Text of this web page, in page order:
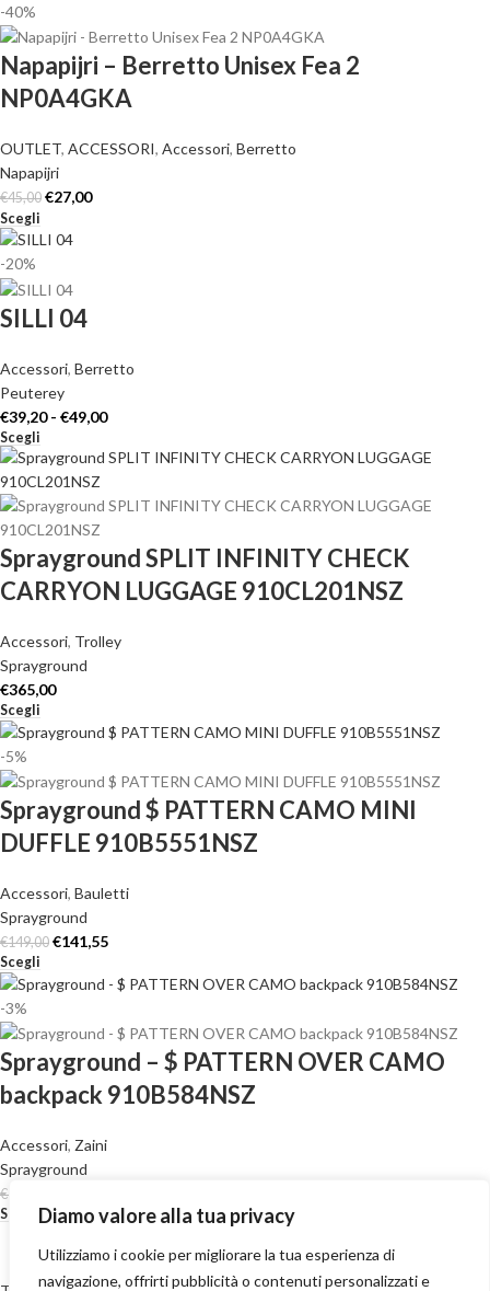
Diamo valore alla tua privacy
Utilizziamo i cookie per migliorare la tua esperienza di
navigazione, offrirti pubblicità o contenuti personalizzati e
-40%
Napapijri – Berretto Unisex Fea 2
NP0A4GKA
OUTLET, ACCESSORI, Accessori, Berretto
Napapijri
€45,00 €27,00
Scegli
-20%
SILLI 04
Accessori, Berretto
Peuterey
€39,20 - €49,00
Scegli
Sprayground SPLIT INFINITY CHECK
CARRYON LUGGAGE 910CL201NSZ
Accessori, Trolley
Sprayground
€365,00
Scegli
-5%
Sprayground $ PATTERN CAMO MINI
DUFFLE 910B5551NSZ
Accessori, Bauletti
Sprayground
€149,00 €141,55
Scegli
-3%
Sprayground – $ PATTERN OVER CAMO
backpack 910B584NSZ
Accessori, Zaini
Sprayground
€179,00
Scegli